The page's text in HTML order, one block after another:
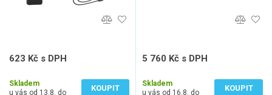
623 Kč s DPH
Skladem
u vás od 13.8. do
KOUPIT
5 760 Kč s DPH
Skladem
u vás od 16.8. do
KOUPIT